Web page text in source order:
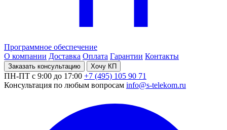
Программное обеспечение
О компании Доставка Оплата Гарантии Контакты
Заказать консультацию Хочу КП
ПН-ПТ с 9:00 до 17:00 +7 (495) 105 90 71
Консультация по любым вопросам info@s-telekom.ru